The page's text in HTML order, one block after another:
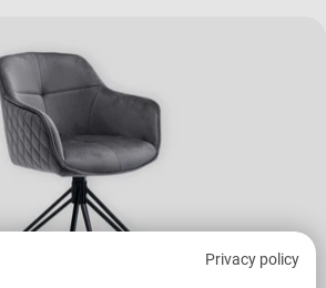
Privacy policy